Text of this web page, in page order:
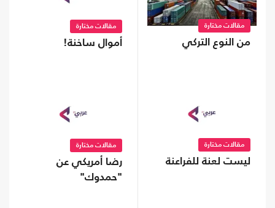
مقالات مختارة
من النوع التركي
مقالات مختارة
أموال ساخنة!
مقالات مختارة
ليست لعنة للفراعنة
مقالات مختارة
رضا أمريكي عن
"حمدوك"